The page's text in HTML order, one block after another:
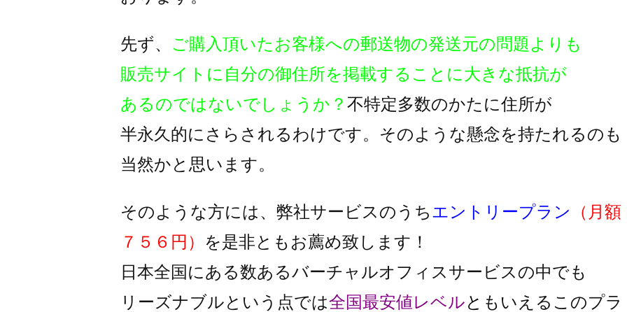
先ず、 ご購入頂いたお客様への郵送物の発送元の問題よりも
販売サイトに自分の御住所を掲載することに大きな抵抗が
あるのではないでしょうか？ 不特定多数のかたに住所が
半永久的にさらされるわけです。そのような懸念を持たれるのも
当然かと思います。
そのような方には、弊社サービスのうちエントリープラン
（月額
７５６円） を是非ともお薦め致します！
日本全国にある数あるバーチャルオフィスサービスの中でも
リーズナブルという点では全国最安値レベルと もいえるこのプラ